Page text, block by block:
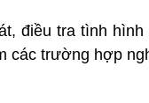
điều tra tình
các trường hợp